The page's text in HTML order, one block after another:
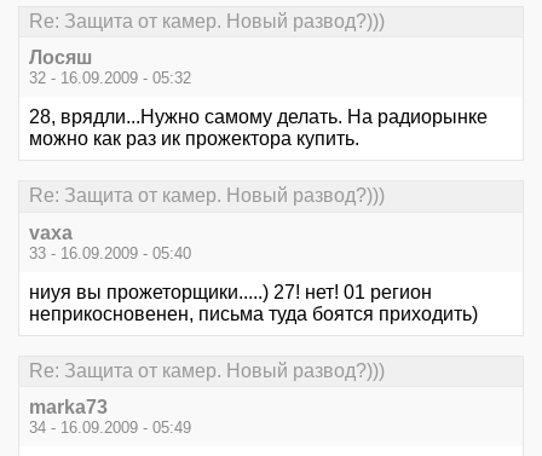
Re: Защита от камер. Новый развод?)))
Лосяш
32 - 16.09.2009 - 05:32
28, врядли...Нужно самому делать. На радиорынке
можно как раз ик прожектора купить.
Re: Защита от камер. Новый развод?)))
vaxa
33 - 16.09.2009 - 05:40
ниуя вы прожеторщики.....) 27! нет! 01 регион
неприкосновенен, письма туда боятся приходить)
Re: Защита от камер. Новый развод?)))
marka73
34 - 16.09.2009 - 05:49